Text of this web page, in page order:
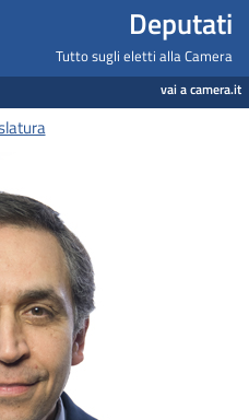
- Deputati
Tutto sugli eletti alla Camera
vai a camera.it